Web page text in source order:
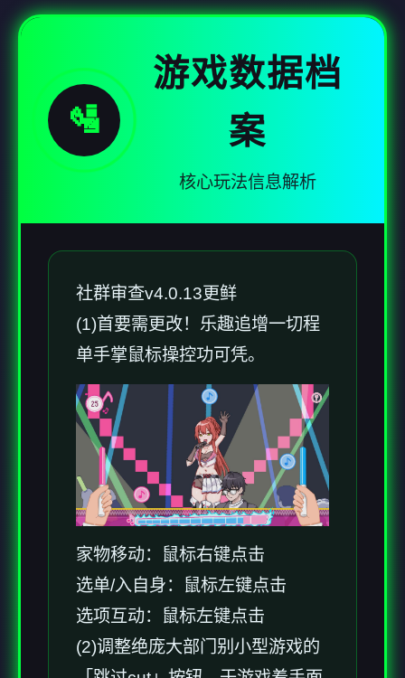
🛂
游戏数据档
案
核心玩法信息解析
社群审查v4.0.13更鲜
(1)首要需更改！乐趣追增一切程
单手掌鼠标操控功可凭。
家物移动：鼠标右键点击
选单/入自身：鼠标左键点击
选项互动：鼠标左键点击
(2)调整绝庞大部门别小型游戏的